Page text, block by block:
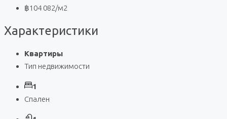
฿104 082/м2
Характеристики
Квартиры
Тип недвижимости
1
Спален